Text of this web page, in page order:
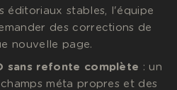
éditoriaux stables, l'équipe
des corrections de
nouvelle page.
sans refonte complète : un
méta propres et des